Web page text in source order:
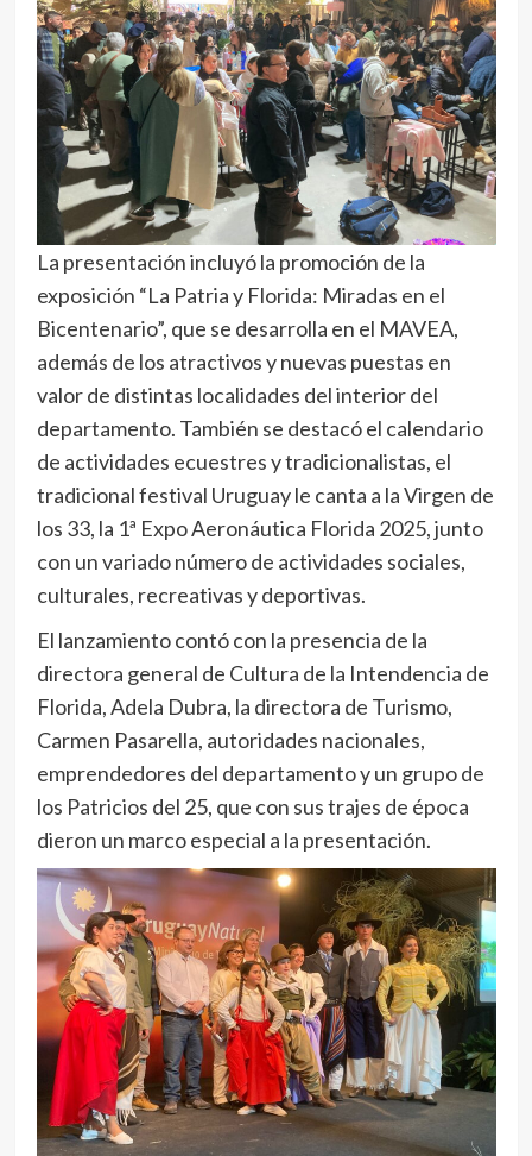
La presentación incluyó la promoción de la
exposición “La Patria y Florida: Miradas en el
Bicentenario”, que se desarrolla en el MAVEA,
además de los atractivos y nuevas puestas en
valor de distintas localidades del interior del
departamento. También se destacó el calendario
de actividades ecuestres y tradicionalistas, el
tradicional festival Uruguay le canta a la Virgen de
los 33, la 1ª Expo Aeronáutica Florida 2025, junto
con un variado número de actividades sociales,
culturales, recreativas y deportivas.
El lanzamiento contó con la presencia de la
directora general de Cultura de la Intendencia de
Florida, Adela Dubra, la directora de Turismo,
Carmen Pasarella, autoridades nacionales,
emprendedores del departamento y un grupo de
los Patricios del 25, que con sus trajes de época
dieron un marco especial a la presentación.